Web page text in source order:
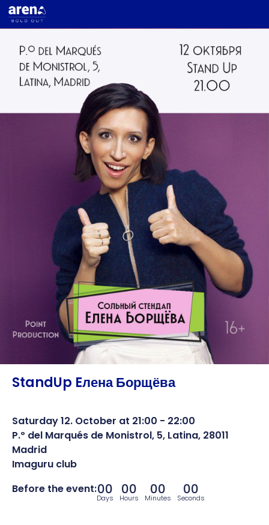
StandUp Eлена Борщёва
Saturday 12. October at 21:00 - 22:00
P.º del Marqués de Monistrol, 5, Latina, 28011
Madrid
Imaguru club
Before the event:00
Days
00
Hours
00
Minutes
00
Seconds